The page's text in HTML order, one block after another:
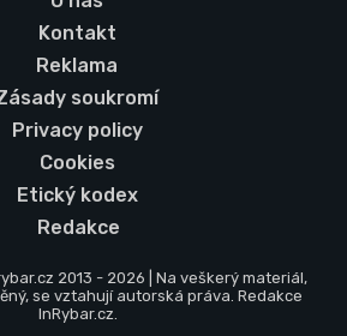
Kontakt
Reklama
soukromí
Privacy policy
Cookies
Etický kodex
Redakce
2013 - 2026 | Na veškerý materiál,
se vztahují autorská práva. Redakce
InRybar.cz.